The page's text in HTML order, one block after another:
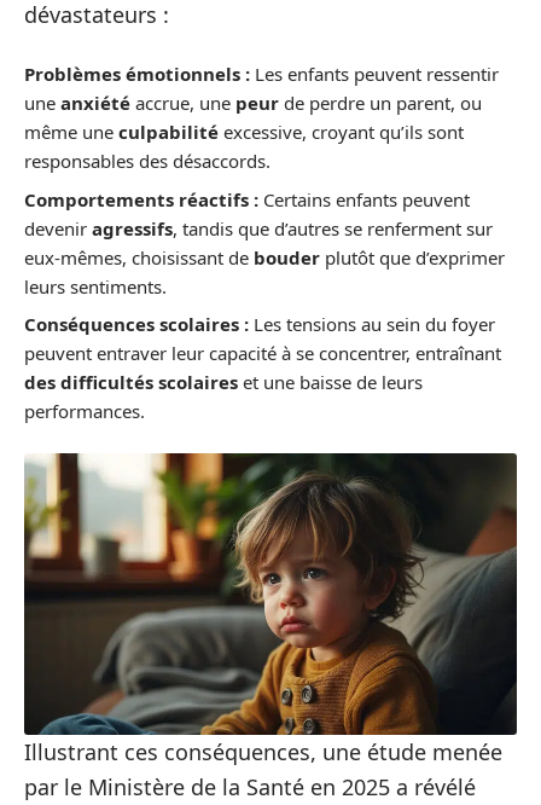
dévastateurs :
Problèmes émotionnels : Les enfants peuvent ressentir
une anxiété accrue, une peur de perdre un parent, ou
même une culpabilité excessive, croyant qu’ils sont
responsables des désaccords.
Comportements réactifs : Certains enfants peuvent
devenir agressifs, tandis que d’autres se renferment sur
eux-mêmes, choisissant de bouder plutôt que d’exprimer
leurs sentiments.
Conséquences scolaires : Les tensions au sein du foyer
peuvent entraver leur capacité à se concentrer, entraînant
des difficultés scolaires et une baisse de leurs
performances.
Illustrant ces conséquences, une étude menée
par le Ministère de la Santé en 2025 a révélé